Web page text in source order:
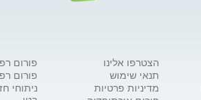
הצטרפו אלינו
תנאי שימוש
מדיניות פרטיות
פורום
פורום
ניתוחי